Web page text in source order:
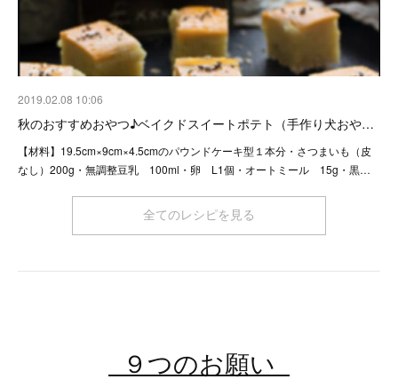
2019.02.08 10:06
秋のおすすめおやつ♪ベイクドスイートポテト（手作り犬おや…
【材料】19.5cm×9cm×4.5cmのパウンドケーキ型１本分・さつまいも（皮
なし）200g・無調整豆乳 100ml・卵 L1個・オートミール 15g・黒…
全てのレシピを見る
９つのお願い